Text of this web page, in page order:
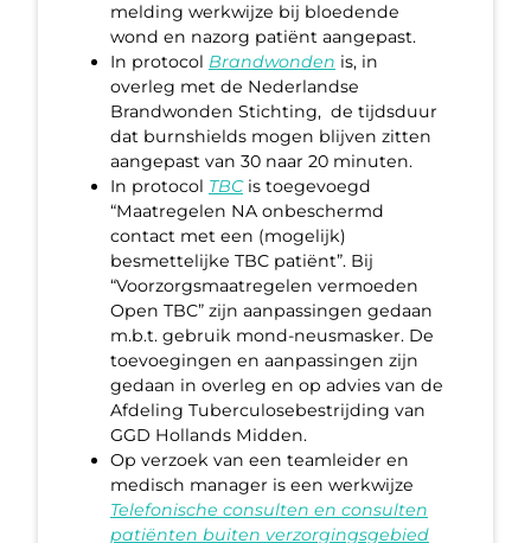
melding werkwijze bij bloedende
wond en nazorg patiënt aangepast.
In protocol Brandwonden is, in
overleg met de Nederlandse
Brandwonden Stichting, de tijdsduur
dat burnshields mogen blijven zitten
aangepast van 30 naar 20 minuten.
In protocol TBCis toegevoegd
“Maatregelen NA onbeschermd
contact met een (mogelijk)
besmettelijke TBC patiënt”. Bij
“Voorzorgsmaatregelen vermoeden
Open TBC” zijn aanpassingen gedaan
m.b.t. gebruik mond-neusmasker. De
toevoegingen en aanpassingen zijn
gedaan in overleg en op advies van de
Afdeling Tuberculosebestrijding van
GGD Hollands Midden.
Op verzoek van een teamleider en
medisch manager is een werkwijze
Telefonische consulten en consulten
patiënten buiten verzorgingsgebied